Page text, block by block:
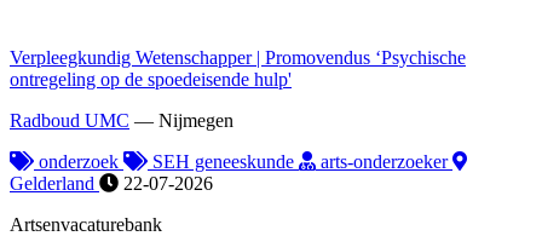
Verpleegkundig Wetenschapper | Promovendus ‘Psychische
ontregeling op de spoedeisende hulp'
Radboud UMC — Nijmegen
onderzoek
SEH geneeskunde
arts-onderzoeker
Gelderland
22-07-2026
Artsenvacaturebank